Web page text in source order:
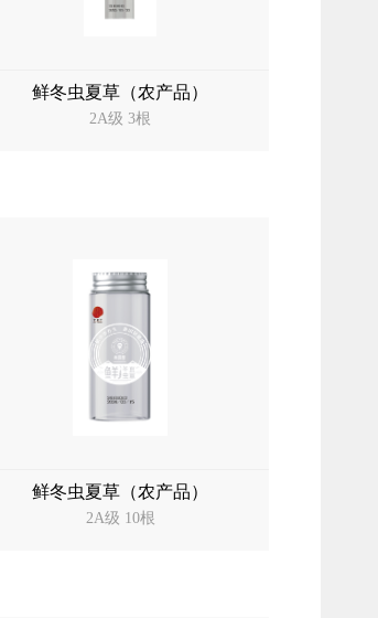
鲜冬虫夏草（农产品）
2A级 3根
鲜冬虫夏草（农产品）
2A级 10根